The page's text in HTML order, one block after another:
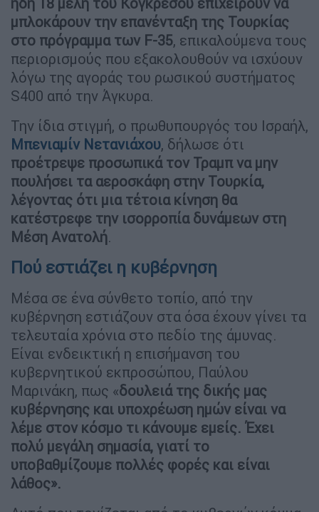
μπλοκάρουν την επανένταξη της Τουρκίας
στο πρόγραμμα των F-35, επικαλούμενα τους
περιορισμούς που εξακολουθούν να ισχύουν
λόγω της αγοράς του ρωσικού συστήματος
S400 από την Άγκυρα.
Την ίδια στιγμή, ο πρωθυπουργός του Ισραήλ,
Μπενιαμίν Νετανιάχου, δήλωσε ότι
προέτρεψε προσωπικά τον Τραμπ να μην
πουλήσει τα αεροσκάφη στην Τουρκία,
λέγοντας ότι μια τέτοια κίνηση θα
κατέστρεφε την ισορροπία δυνάμεων στη
Μέση Ανατολή.
Πού εστιάζει η κυβέρνηση
Μέσα σε ένα σύνθετο τοπίο, από την
κυβέρνηση εστιάζουν στα όσα έχουν γίνει τα
τελευταία χρόνια στο πεδίο της άμυνας.
Είναι ενδεικτική η επισήμανση του
κυβερνητικού εκπροσώπου, Παύλου
Μαρινάκη, πως «δουλειά της δικής μας
κυβέρνησης και υποχρέωση ημών είναι να
λέμε στον κόσμο τι κάνουμε εμείς. Έχει
πολύ μεγάλη σημασία, γιατί το
υποβαθμίζουμε πολλές φορές και είναι
λάθος».